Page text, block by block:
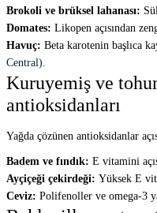
Brokoli ve brüksel lahanası:
Domates: Likopen açısından
Havuç: Beta karotenin başlıca
Central).
Kuruyemiş ve
antioksidanları
Yağda çözünen antioksidanlar
Badem ve fındık: E vitamini
Ayçiçeği çekirdeği: Yüksek E
Ceviz: Polifenoller ve omega-3